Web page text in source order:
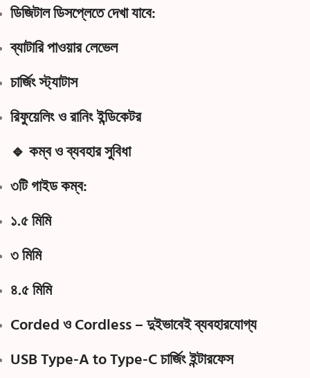
ডিজিটাল ডিসপ্লেতে দেখা যাবে:
ব্যাটারি পাওয়ার লেভেল
চার্জিং স্ট্যাটাস
রিফুয়েলিং ও রানিং ইন্ডিকেটর
🔹 কম্ব ও ব্যবহার সুবিধা
৩টি গাইড কম্ব:
১.৫ মিমি
৩ মিমি
৪.৫ মিমি
Corded ও Cordless – দুইভাবেই ব্যবহারযোগ্য
USBType-A to Type-C চার্জিং ইন্টারফেস